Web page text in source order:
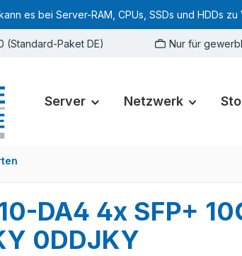
springen
es bei Server-RAM, CPUs, SSDs und HDDs
(Standard-Paket DE) Nur für
Server Netzwerk
DA4 4x SFP+
0DDJKY